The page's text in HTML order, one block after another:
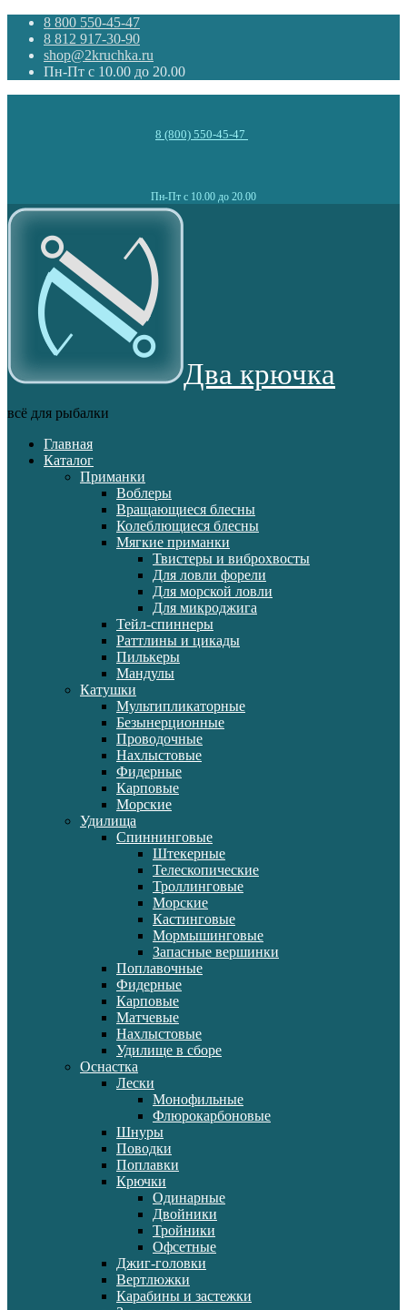
8 800 550-45-47
8 812 917-30-90
shop@2kruchka.ru
Пн-Пт с 10.00 до 20.00
8 (800) 550-45-47
Пн-Пт с 10.00 до 20.00
Два крючка
всё для рыбалки
Главная
Каталог
Приманки
Воблеры
Вращающиеся блесны
Колеблющиеся блесны
Мягкие приманки
Твистеры и виброхвосты
Для ловли форели
Для морской ловли
Для микроджига
Тейл-спиннеры
Раттлины и цикады
Пилькеры
Мандулы
Катушки
Мультипликаторные
Безынерционные
Проводочные
Нахлыстовые
Фидерные
Карповые
Морские
Удилища
Спиннинговые
Штекерные
Телескопические
Троллинговые
Морские
Кастинговые
Мормышинговые
Запасные вершинки
Поплавочные
Фидерные
Карповые
Матчевые
Нахлыстовые
Удилище в сборе
Оснастка
Лески
Монофильные
Флюрокарбоновые
Шнуры
Поводки
Поплавки
Крючки
Одинарные
Двойники
Тройники
Офсетные
Джиг-головки
Вертлюжки
Карабины и застежки